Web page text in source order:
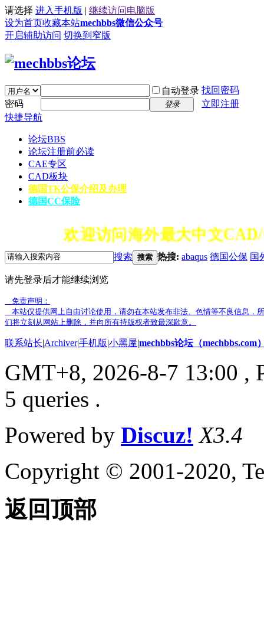
请选择 进入手机版 | 继续访问电脑版
设为首页收藏本站mechbbs微信公众号
开启辅助访问 切换到窄版
自动登录 找回密码
密码
登录
立即注册
快捷导航
论坛BBS
论坛注册前必读
CAE专区
CAD板块
德国TK公保介绍及办理
德国CC保险
欢迎访问海外最大中文
搜索 搜索 热搜: abaqus 德国公保 国
请先登录后才能继续浏览
免责声明：
本站仅提供网上自由讨论使用，请勿在本站发布非法、色情等不良信息，
们将立刻从网站上删除，并向所有持版权者致最深歉意。
联系站长|Archiver|手机版|小黑屋|mechbbs论坛（mechbbs.com
GMT+8, 2026-8-7 13:00 ,
5 queries .
Powered by Discuz! X3.4
Copyright © 2001-2020,
返回顶部